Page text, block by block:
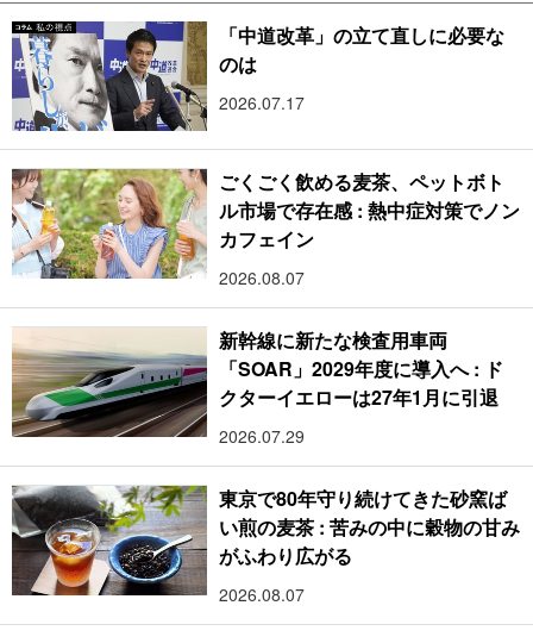
「中道改革」の立て直しに必要な
のは
2026.07.17
ごくごく飲める麦茶、ペットボト
ル市場で存在感 : 熱中症対策でノン
カフェイン
2026.08.07
新幹線に新たな検査用車両
「SOAR」2029年度に導入へ : ド
クターイエローは27年1月に引退
2026.07.29
東京で80年守り続けてきた砂窯ば
い煎の麦茶 : 苦みの中に穀物の甘み
がふわり広がる
2026.08.07